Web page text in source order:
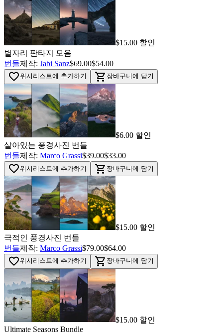
$15.00 할인
별자리 판타지 모음
번들제작: Jabi Sanz$69.00$54.00
favorite_border 위시리스트에 추가하기 shopping_cart 장바구니에 담기
$6.00 할인
살아있는 풍경사진 번들
번들제작: Marco Grassi$39.00$33.00
favorite_border 위시리스트에 추가하기 shopping_cart 장바구니에 담기
$15.00 할인
극적인 풍경사진 번들
번들제작: Marco Grassi$79.00$64.00
favorite_border 위시리스트에 추가하기 shopping_cart 장바구니에 담기
$15.00 할인
Ultimate Seasons Bundle